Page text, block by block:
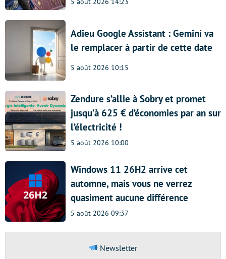
Adieu Google Assistant : Gemini va
le remplacer à partir de cette date
5 août 2026 10:15
Zendure s’allie à Sobry et promet
jusqu’à 625 € d’économies par an sur
l’électricité !
5 août 2026 10:00
Windows 11 26H2 arrive cet
automne, mais vous ne verrez
quasiment aucune différence
5 août 2026 09:37
Newsletter